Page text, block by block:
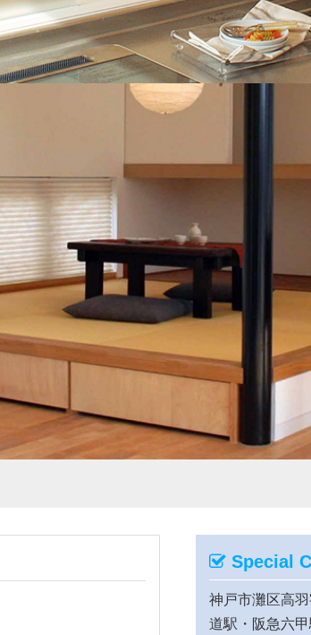
Special
神戸市灘区高
道駅・阪急六